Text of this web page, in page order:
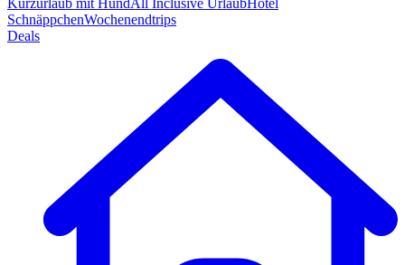
SchnäppchenWochenendtrips
Deals